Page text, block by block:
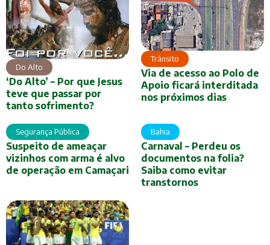
Do Alto
‘Do Alto’ – Por que Jesus
teve que passar por
tanto sofrimento?
Trânsito
Via de acesso ao Polo de
Apoio ficará interditada
nos próximos dias
Segurança Pública
Suspeito de ameaçar
vizinhos com arma é alvo
de operação em Camaçari
Bahia
Carnaval – Perdeu os
documentos na folia?
Saiba como evitar
transtornos